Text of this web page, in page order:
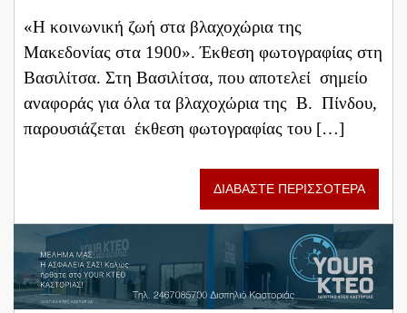
«Η κοινωνική ζωή στα βλαχοχώρια της
Μακεδονίας στα 1900». Έκθεση φωτογραφίας στη
Βασιλίτσα. Στη Βασιλίτσα, που αποτελεί σημείο
αναφοράς για όλα τα βλαχοχώρια της Β. Πίνδου,
παρουσιάζεται έκθεση φωτογραφίας του […]
ΔΙΑΒΑΣΤΕ ΠΕΡΙΣΣΟΤΕΡΑ